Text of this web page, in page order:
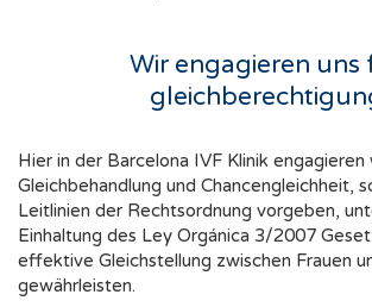
Wir engagieren uns
Hier in der Barcelona IVF Klinik engagieren
Gleichbehandlung und Chancengleichheit,
Leitlinien der Rechtsordnung vorgeben,
Einhaltung des Ley Orgánica 3/2007
effektive Gleichstellung zwischen Frauen
gewährleisten.